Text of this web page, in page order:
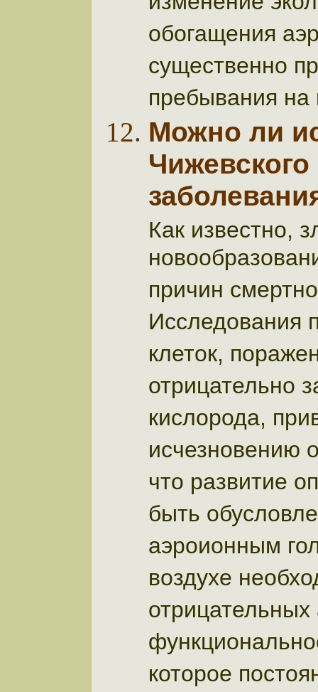
обогащения
существенно
пребывания
Можно ли
Как известно,
причин
Исследования
клеток,
отрицательно
кислорода,
исчезновению
что развитие
быть
аэроионным
воздухе
которое